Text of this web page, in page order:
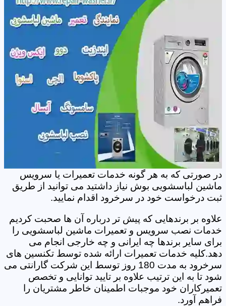
در صورتی که به هر گونه خدمات تعمیرات یا سرویس
ماشین لباسشویی بوش نیاز داشتید می توانید از طریق
ثبت درخواست خود در سرخرود اقدام نمایید.
علاوه بر برندهایی که پیش تر درباره آن ها صحبت کردیم
خدمات نصب سرویس و تعمیرات ماشین لباسشویی را
برای سایر برندها چه ایرانی و چه خارجی انجام می
دهد.کلیه خدمات تعمیرات ارائه شده توسط تکنسین های
سرخرود به مدت 180 روز توسط این شرکت گارانتی می
شود تا به این ترتیب علاوه بر تایید توانایی و تخصص
تعمیرکاران خود موجبات اطمینان خاطر مشتریان را
فراهم آورد.